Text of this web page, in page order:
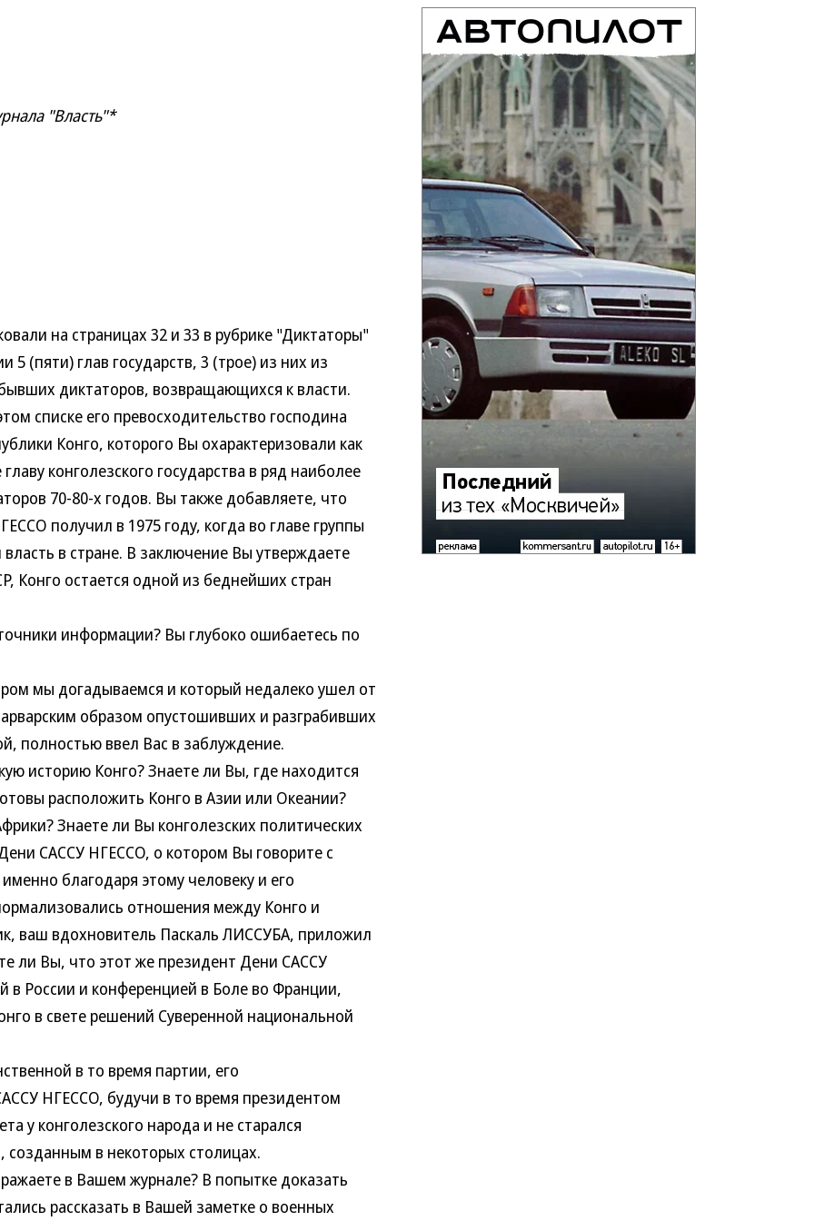
"Власть"*
на страницах 32 и 33 в рубрике "Диктаторы"
(пяти) глав государств, 3 (трое) из них из
диктаторов, возвращающихся к власти.
списке его превосходительство господина
Конго, которого Вы охарактеризовали как
конголезского государства в ряд наиболее
70-80-х годов. Вы также добавляете, что
получил в 1975 году, когда во главе группы
в стране. В заключение Вы утверждаете
Конго остается одной из беднейших стран
информации? Вы глубоко ошибаетесь по
мы догадываемся и который недалеко ушел от
образом опустошивших и разграбивших
полностью ввел Вас в заблуждение.
Конго? Знаете ли Вы, где находится
расположить Конго в Азии или Океании?
Знаете ли Вы конголезских политических
САССУ НГЕССО, о котором Вы говорите с
благодаря этому человеку и его
отношения между Конго и
ваш вдохновитель Паскаль ЛИССУБА, приложил
ли Вы, что этот же президент Дени САССУ
России и конференцией в Боле во Франции,
в свете решений Суверенной национальной
в то время партии, его
НГЕССО, будучи в то время президентом
у конголезского народа и не старался
в некоторых столицах.
в Вашем журнале? В попытке доказать
рассказать в Вашей заметке о военных